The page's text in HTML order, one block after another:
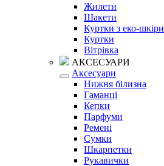
Жилети
Шакети
Куртки з еко-шкіри
Куртки
Вітрівка
АКСЕСУАРИ
Аксесуари
Нижня білизна
Гаманці
Кепки
Парфуми
Ремені
Сумки
Шкарпетки
Рукавички